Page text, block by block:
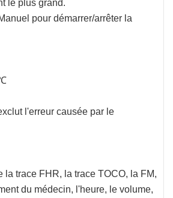
le plus grand.
pour démarrer/arrêter la
l'erreur causée par le
la trace FHR, la trace TOCO, la FM,
du médecin, l'heure, le volume,